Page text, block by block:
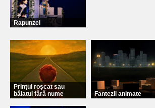
Rapunzel
Prințul roșcat sau
băiatul fără nume
Fantezii animate